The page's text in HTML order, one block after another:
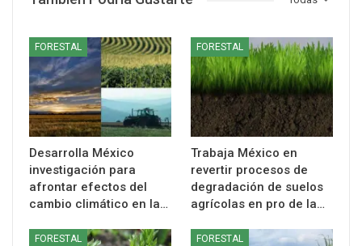
FORESTAL
Desarrolla México
investigación para
afrontar efectos del
cambio climático en la…
FORESTAL
Trabaja México en
revertir procesos de
degradación de suelos
agrícolas en pro de la…
FORESTAL FORESTAL